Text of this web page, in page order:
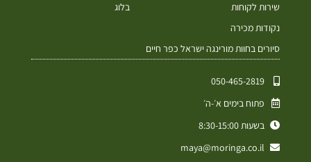
שירות לקוחות
נקודות מכירה
סיורים בחוות מורינגה ישראל כפר חיים
בלוג
050-465-2819⁩
פתוח בימים א׳-ה׳
בשעות 8:30-15:00
maya@moringa.co.il